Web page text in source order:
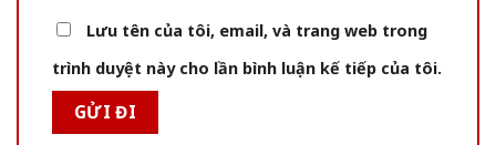
Lưu tên của tôi, email, và trang web trong
trình duyệt này cho lần bình luận kế tiếp của tôi.